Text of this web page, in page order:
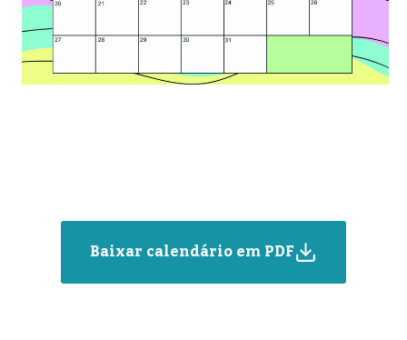
Baixar calendário em PDF